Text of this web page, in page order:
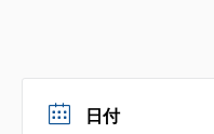
日付